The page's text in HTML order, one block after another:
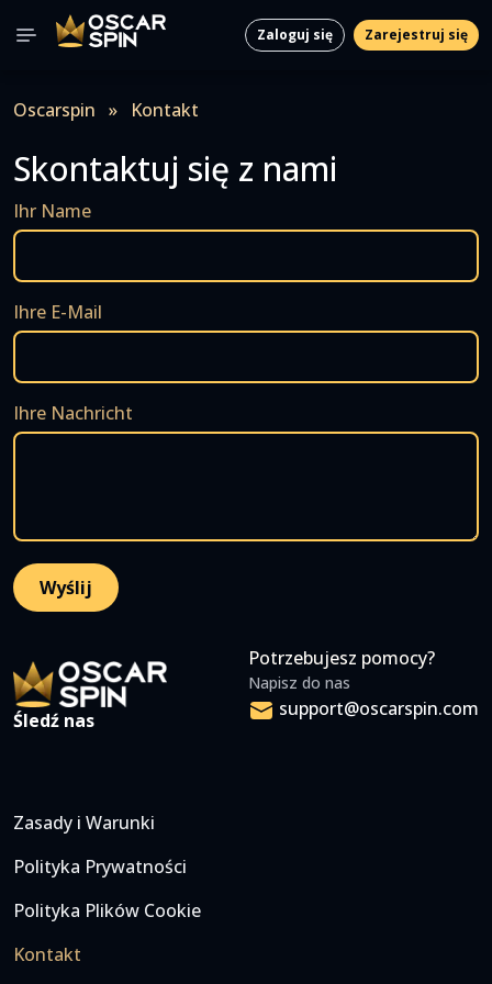
Zaloguj się Zarejestruj się
Oscarspin » Kontakt
Skontaktuj się z nami
Ihr Name
Ihre E-Mail
Ihre Nachricht
Śledź nas
Zasady i Warunki
Polityka Prywatności
Polityka Plików Cookie
Kontakt
Potrzebujesz pomocy?
Napisz do nas
support@oscarspin.com